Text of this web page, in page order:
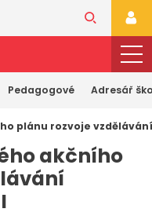
Pedagogové Adresář
plánu rozvoje
akčního